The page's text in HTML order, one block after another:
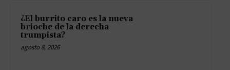
¿El burrito caro es la nueva
brioche de la derecha
trumpista?
agosto 8, 2026